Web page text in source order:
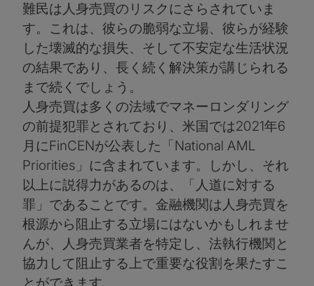
難民は人身売買のリスクにさらされていま
す。これは、彼らの脆弱な立場、彼らが経験
した壊滅的な損失、そして不安定な生活状況
の結果であり、長く続く解決策が講じられる
まで続くでしょう。
人身売買は多くの法域でマネーロンダリング
の前提犯罪とされており、米国では2021年6
月にFinCENが公表した「National AML
Priorities」に含まれています。しかし、それ
以上に説得力があるのは、「人道に対する
罪」であることです。金融機関は人身売買を
根源から阻止する立場にはないかもしれませ
んが、人身売買業者を特定し、法執行機関と
協力して阻止する上で重要な役割を果たすこ